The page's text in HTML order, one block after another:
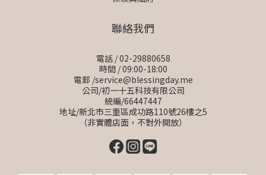
聯絡我們
電話 / 02-29880658
時間 / 09:00-18:00
電郵 /service@blessingday.me
公司/初一十五科技有限公司
統編/66447447
地址/新北市三重區成功路110號26樓之5
（非實體店面，不對外開放）